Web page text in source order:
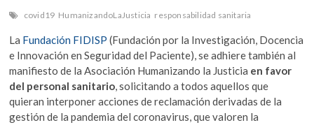
covid19 HumanizandoLaJusticia responsabilidad sanitaria
La Fundación FIDISP (Fundación por la Investigación, Docencia
e Innovación en Seguridad del Paciente), se adhiere también al
manifiesto de la Asociación Humanizando la Justicia en favor
del personal sanitario, solicitando a todos aquellos que
quieran interponer acciones de reclamación derivadas de la
gestión de la pandemia del coronavirus, que valoren la